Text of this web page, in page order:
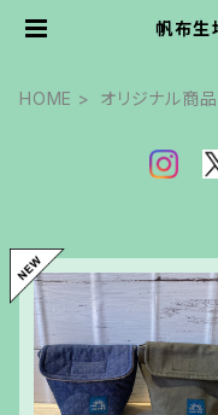
帆布
HOME オリジナル商品